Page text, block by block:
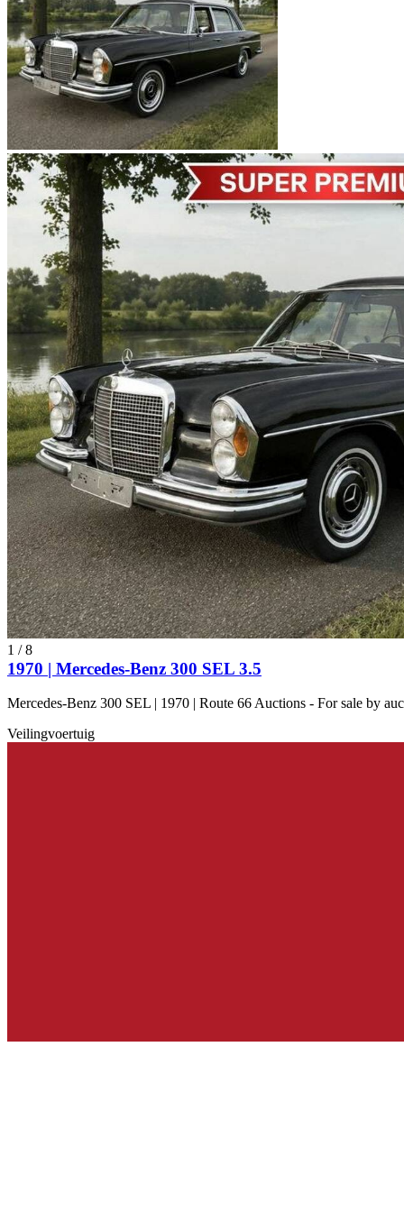
1 /8
1970 | Mercedes-Benz 300 SEL 3.5
Mercedes-Benz 300 SEL | 1970 | Route 66 Auctions - For sale by
Veilingvoertuig